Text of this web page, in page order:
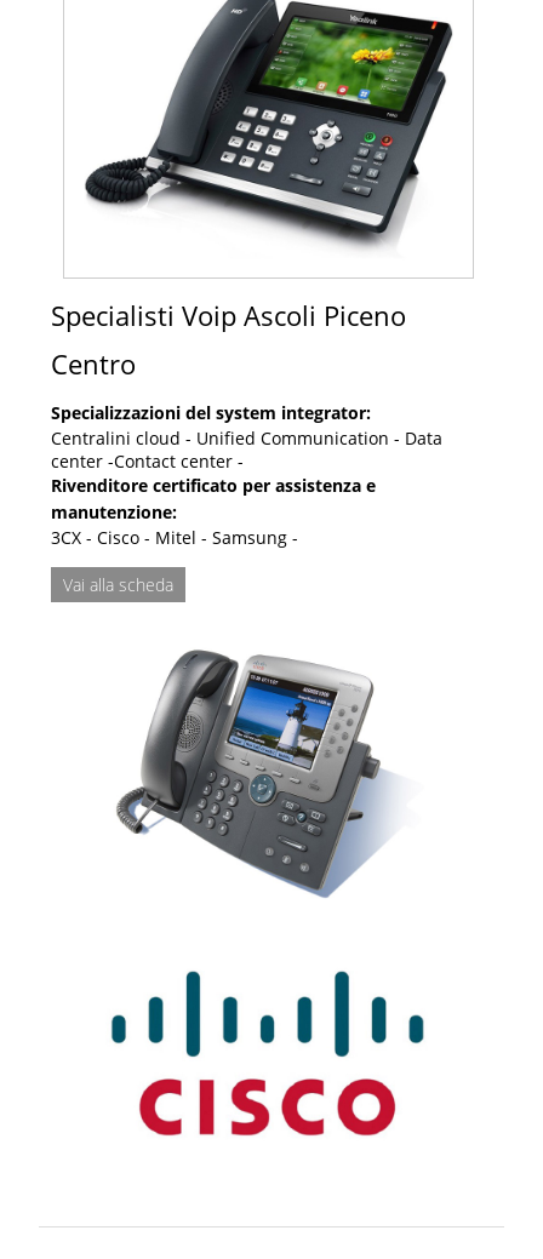
Specialisti Voip Ascoli Piceno
Centro
Specializzazioni del system integrator:
Centralini cloud - Unified Communication - Data
center -Contact center -
Rivenditore certificato per assistenza e
manutenzione:
3CX - Cisco - Mitel - Samsung -
Vai alla scheda